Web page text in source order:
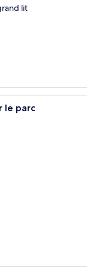
lit
Suite
le parc